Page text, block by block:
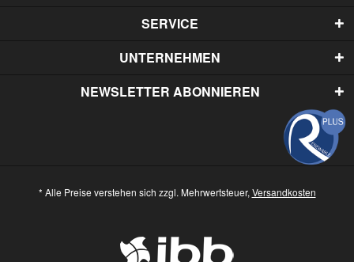
SERVICE
UNTERNEHMEN
NEWSLETTER ABONNIEREN
* Alle Preise verstehen sich zzgl. Mehrwertsteuer, Versandkosten